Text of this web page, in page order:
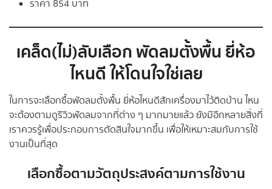
ราคา 854 บาท
เคล็ด(ไม่)ลับเลือก พัดลมตั้งพื้น ยี่ห้อ
ไหนดี ให้โดนใจใช่เลย
ในการจะเลือกซื้อพัดลมตั้งพื้น ยี่ห้อไหนดีสักเครื่องมาไว้ติดบ้าน ไหน
จะต้องตามดูรีวิวพัดลมจากที่ต่าง ๆ มากมายแล้ว ยังมีอีกหลายสิ่งที่
เราควรรู้เพื่อประกอบการตัดสินใจมากขึ้น เพื่อให้เหมาะสมกับการใช้
งานเป็นที่สุด
เลือกซื้อตามวัตถุประสงค์ตามการใช้งาน